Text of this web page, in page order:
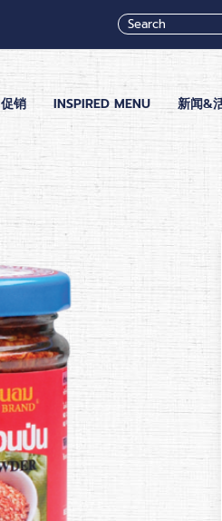
促销 INSPIRED MENU 新闻&